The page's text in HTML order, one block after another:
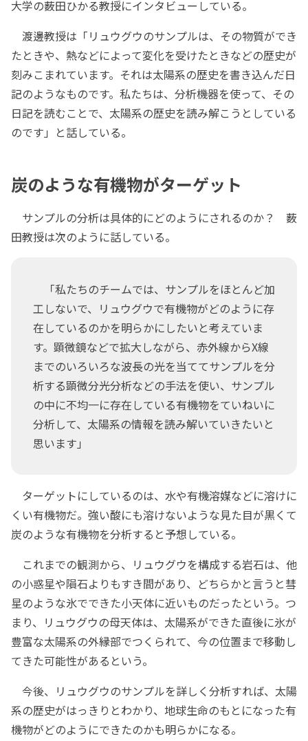
大学の薮田ひかる教授にインタビューしている。
渡邊教授は「リュウグウのサンプルは、その物質ができ
たときや、熱などによって変化を受けたときなどの歴史が
刻みこまれています。それは太陽系の歴史を書き込んだ日
記のようなものです。私たちは、分析機器を使って、その
日記を読むことで、太陽系の歴史を読み解こうとしている
のです」と話している。
炭のような有機物がターゲット
サンプルの分析は具体的にどのようにされるのか？ 薮
田教授は次のように話している。
「私たちのチームでは、サンプルをほとんど加
工しないで、リュウグウで有機物がどのように存
在しているのかを明らかにしたいと考えていま
す。顕微鏡などで拡大しながら、赤外線からX線
までのいろいろな波長の光を当ててサンプルを分
析する顕微分光分析などの手法を使い、サンプル
の中に不均一に存在している有機物をていねいに
分析して、太陽系の情報を読み解いていきたいと
思います」
ターゲットにしているのは、水や有機溶媒などに溶けに
くい有機物だ。強い酸にも溶けないような見た目が黒くて
炭のような有機物を分析すると予想している。
これまでの観測から、リュウグウを構成する岩石は、他
の小惑星や隕石よりもすき間があり、どちらかと言うと彗
星のような氷でできた小天体に近いものだったという。つ
まり、リュウグウの母天体は、太陽系ができた直後に氷が
豊富な太陽系の外縁部でつくられて、今の位置まで移動し
てきた可能性があるという。
今後、リュウグウのサンプルを詳しく分析すれば、太陽
系の歴史がはっきりとわかり、地球生命のもとになった有
機物がどのようにできたのかも明らかになる。